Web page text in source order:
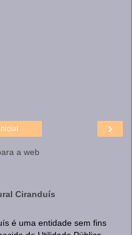
›
a web
Ciranduís
é uma entidade sem fins